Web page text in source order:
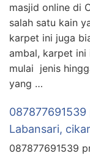
masjid online di
salah satu kain
karpet ini juga
ambal, karpet
mulai jenis
yang …
Labansari,
087877691539